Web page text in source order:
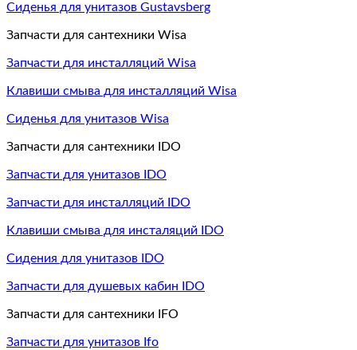
Сиденья для унитазов Gustavsberg
Запчасти для сантехники Wisa
Запчасти для инсталляций Wisa
Клавиши смыва для инсталляций Wisa
Сиденья для унитазов Wisa
Запчасти для сантехники IDO
Запчасти для унитазов IDO
Запчасти для инсталляций IDO
Клавиши смыва для инсталяций IDO
Сидения для унитазов IDO
Запчасти для душевых кабин IDO
Запчасти для сантехники IFO
Запчасти для унитазов Ifo